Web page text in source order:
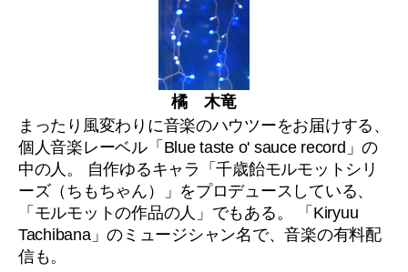
橘 木竜
まったり風変わりに音楽のハウツーをお届けする、
個人音楽レーベル「Blue taste o' sauce record」の
中の人。 自作ゆるキャラ「千歳飴モルモットシリ
ーズ（ちもちゃん）」をプロデュースしている、
「モルモットの作品の人」でもある。 「Kiryuu
Tachibana」のミュージシャン名で、音楽の有料配
信も。